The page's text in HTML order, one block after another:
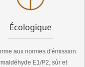
Écologique
aux normes d'émission
E1/P2, sûr et